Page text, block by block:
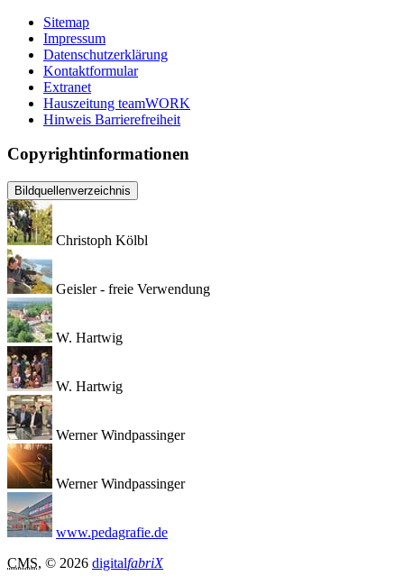
Sitemap
Impressum
Datenschutzerklärung
Kontaktformular
Extranet
Hauszeitung teamWORK
Hinweis Barrierefreiheit
Copyrightinformationen
Bildquellenverzeichnis
Christoph Kölbl
Geisler - freie Verwendung
W. Hartwig
W. Hartwig
Werner Windpassinger
Werner Windpassinger
www.pedagrafie.de
CMS, © 2026 digitalfabriX